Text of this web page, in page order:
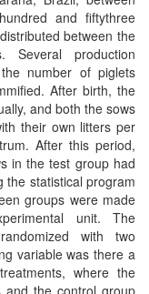
and fiftythree
between the
Several production
number of piglets
After birth, the
and both the sows
their own litters per
After this period,
in the test group had
the statistical program
groups were made
unit. The
with two
variable was there a
where the
and the control group